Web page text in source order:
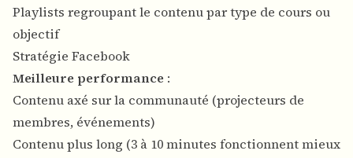
Playlists regroupant le contenu par type de cours ou
objectif
Stratégie Facebook
Meilleure performance :
Contenu axé sur la communauté (projecteurs de
membres, événements)
Contenu plus long (3 à 10 minutes fonctionnent mieux